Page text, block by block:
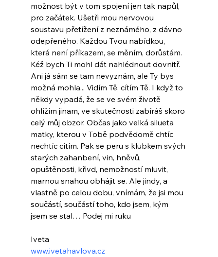
možnost být v tom spojení jen tak napůl,
pro začátek. Ušetři mou nervovou
soustavu přetížení z neznámého, z dávno
odepřeného. Každou Tvou nabídkou,
která není příkazem, se měním, dorůstám.
Kéž bych Ti mohl dát nahlédnout dovnitř.
Ani já sám se tam nevyznám, ale Ty bys
možná mohla... Vidím Tě, cítím Tě. I když to
někdy vypadá, že se ve svém životě
ohlížím jinam, ve skutečnosti zabíráš skoro
celý můj obzor. Občas jako velká silueta
matky, kterou v Tobě podvědomě chtíc
nechtíc cítím. Pak se peru s klubkem svých
starých zahanbení, vin, hněvů,
opuštěnosti, křivd, nemožností mluvit,
marnou snahou obhájit se. Ale jindy, a
vlastně po celou dobu, vnímám, že jsi mou
součástí, součástí toho, kdo jsem, kým
jsem se stal… Podej mi ruku
Iveta
www.ivetahavlova.cz